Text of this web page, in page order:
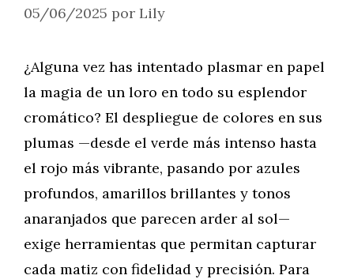
05/06/2025 por Lily
¿Alguna vez has intentado plasmar en papel
la magia de un loro en todo su esplendor
cromático? El despliegue de colores en sus
plumas —desde el verde más intenso hasta
el rojo más vibrante, pasando por azules
profundos, amarillos brillantes y tonos
anaranjados que parecen arder al sol—
exige herramientas que permitan capturar
cada matiz con fidelidad y precisión. Para